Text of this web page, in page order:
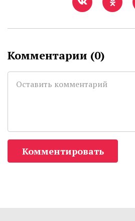
Комментарии (0)
Комментировать